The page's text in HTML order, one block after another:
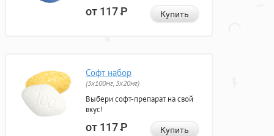
от 117Р Купить
Софт набор
(3x100мг, 3x20мг)
Выбери софт-препарат на свой
вкус!
от 117Р Купить